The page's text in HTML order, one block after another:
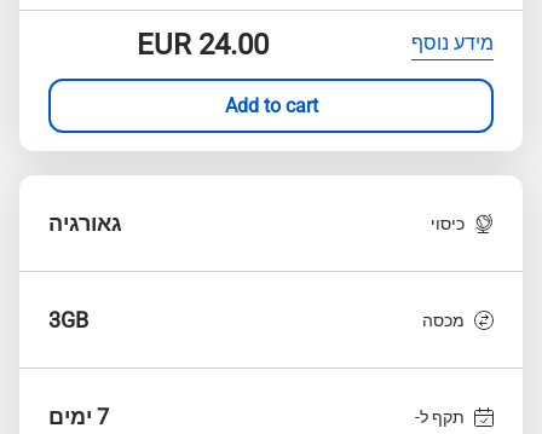
מידע נוסף EUR24.00
Add to cart
כיסוי גאורגיה
מכסה 3GB
תקף ל- 7 ימים